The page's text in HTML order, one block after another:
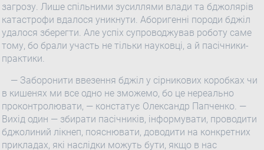
загрозу. Лише спільними зусиллями влади та бджолярів
катастрофи вдалося уникнути. Аборигенні породи бджіл
удалося зберегти. Але успіх супроводжував роботу саме
тому, бо брали участь не тільки науковці, а й пасічники-
практики.
— Заборонити ввезення бджіл у сірникових коробках чи
в кишенях ми все одно не зможемо, бо це нереально
проконтролювати, — констатує Олександр Папченко. —
Вихід один — збирати пасічників, інформувати, проводити
бджолиний лікнеп, пояснювати, доводити на конкретних
прикладах, які наслідки можуть бути, якщо в нас